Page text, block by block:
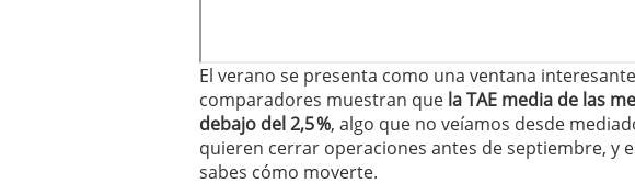
El verano se presenta como una ventana
comparadores muestran que la TAE media de las
debajo del 2,5 %, algo que no veíamos desde
quieren cerrar operaciones antes de septiembre, y
sabes cómo moverte.